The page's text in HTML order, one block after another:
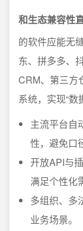
和生态兼容性
的软件应能无
东、拼多多、
CRM、第三方
系统，实现“数
主流平台自
性，避免口
开放API与
满足个性化
多组织、多
业务场景。